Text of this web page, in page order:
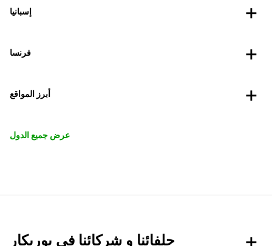
إسبانيا
فرنسا
أبرز المواقع
عرض جميع الدول
حلفائنا و شركائنا في يوربكار